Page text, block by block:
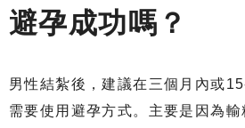
避孕成功嗎？
男性結紮後，建議在三個月內或
需要使用避孕方式。主要是因為